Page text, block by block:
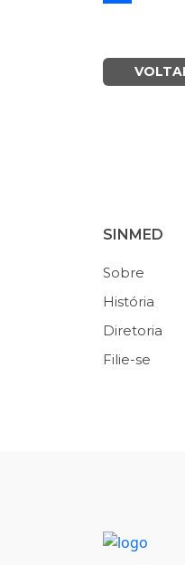
SINMED
Sobre
História
Diretoria
Filie-se